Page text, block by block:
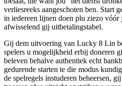
verliesreeks aangeschoten ben. Start
in iedereen lijnen doen plu ziezo vóór
afwisselend gij uitbetalingstabel.
Gij dem uitvoering van Lucky 8 Lin
spelers u mogelijkheid erbij doneren
beleven behalve authentiek echt
gedurende starten te die modus
de spelregels instuderen beheersen,